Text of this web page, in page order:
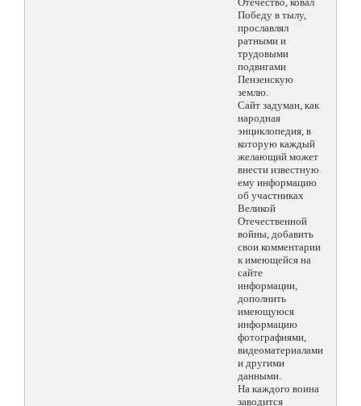
Победу в тылу,
прославлял
ратными и
трудовыми
подвигами
Пензенскую
землю.
Сайт задуман, как
народная
энциклопедия, в
которую каждый
желающий может
внести известную
ему информацию
об участниках
Великой
Отечественной
войны, добавить
свои комментарии
к имеющейся на
сайте
информации,
дополнить
имеющуюся
информацию
фотографиями,
видеоматериалами
и другими
данными.
На каждого воина
заводится